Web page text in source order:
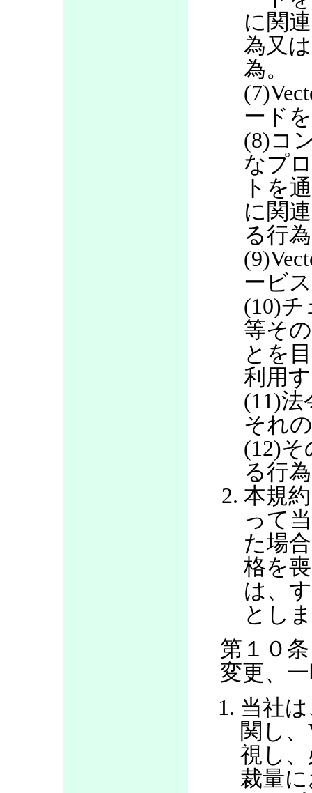
に関
為又
為。
ード
(8)コ
なプ
トを
に関
る行
ービ
(10)
等そ
とを
利用
(11)
それ
(12)
る行
本規
って
た場
格を
は、
とし
第１０
変更、
当社
関し
視し
裁量